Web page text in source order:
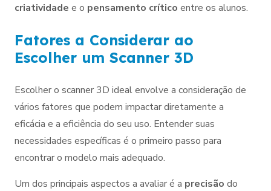
criatividade e o pensamento crítico entre os alunos.
Fatores a Considerar ao
Escolher um Scanner 3D
Escolher o scanner 3D ideal envolve a consideração de
vários fatores que podem impactar diretamente a
eficácia e a eficiência do seu uso. Entender suas
necessidades específicas é o primeiro passo para
encontrar o modelo mais adequado.
Um dos principais aspectos a avaliar é a precisão do